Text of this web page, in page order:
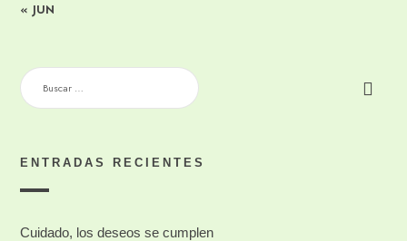
« JUN
BUSCAR:
ENTRADAS RECIENTES
Cuidado, los deseos se cumplen